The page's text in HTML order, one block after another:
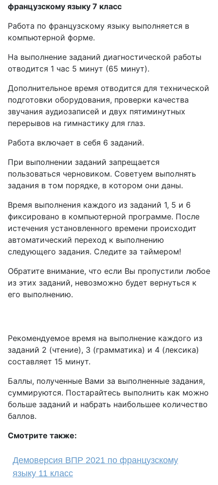
французскому языку 7 класс
Работа по французскому языку выполняется в
компьютерной форме.
На выполнение заданий диагностической работы
отводится 1 час 5 минут (65 минут).
Дополнительное время отводится для технической
подготовки оборудования, проверки качества
звучания аудиозаписей и двух пятиминутных
перерывов на гимнастику для глаз.
Работа включает в себя 6 заданий.
При выполнении заданий запрещается
пользоваться черновиком. Советуем выполнять
задания в том порядке, в котором они даны.
Время выполнения каждого из заданий 1, 5 и 6
фиксировано в компьютерной программе. После
истечения установленного времени происходит
автоматический переход к выполнению
следующего задания. Следите за таймером!
Обратите внимание, что если Вы пропустили любое
из этих заданий, невозможно будет вернуться к
его выполнению.
Рекомендуемое время на выполнение каждого из
заданий 2 (чтение), 3 (грамматика) и 4 (лексика)
составляет 15 минут.
Баллы, полученные Вами за выполненные задания,
суммируются. Постарайтесь выполнить как можно
больше заданий и набрать наибольшее количество
баллов.
Смотрите также:
Демоверсия ВПР 2021 по французскому
языку 11 класс